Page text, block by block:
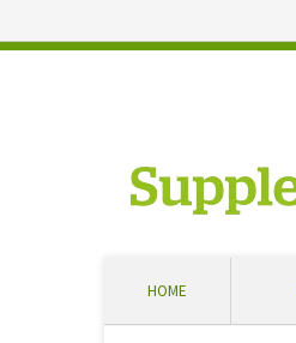
HOME
Professioneel advies